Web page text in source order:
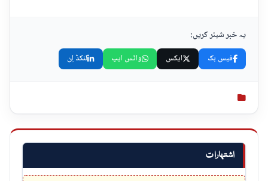
اشتہارات
یہ خبر شیئر کریں:
فیس بک ایکس واٹس ایپ لنکڈ اِن